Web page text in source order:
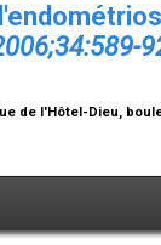
de l'Hôtel-Dieu,